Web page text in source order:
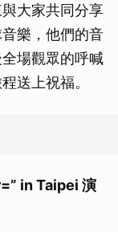
大家共同分享
樂，他們的音
場觀眾的呼喊
送上祝福。
in Taipei 演